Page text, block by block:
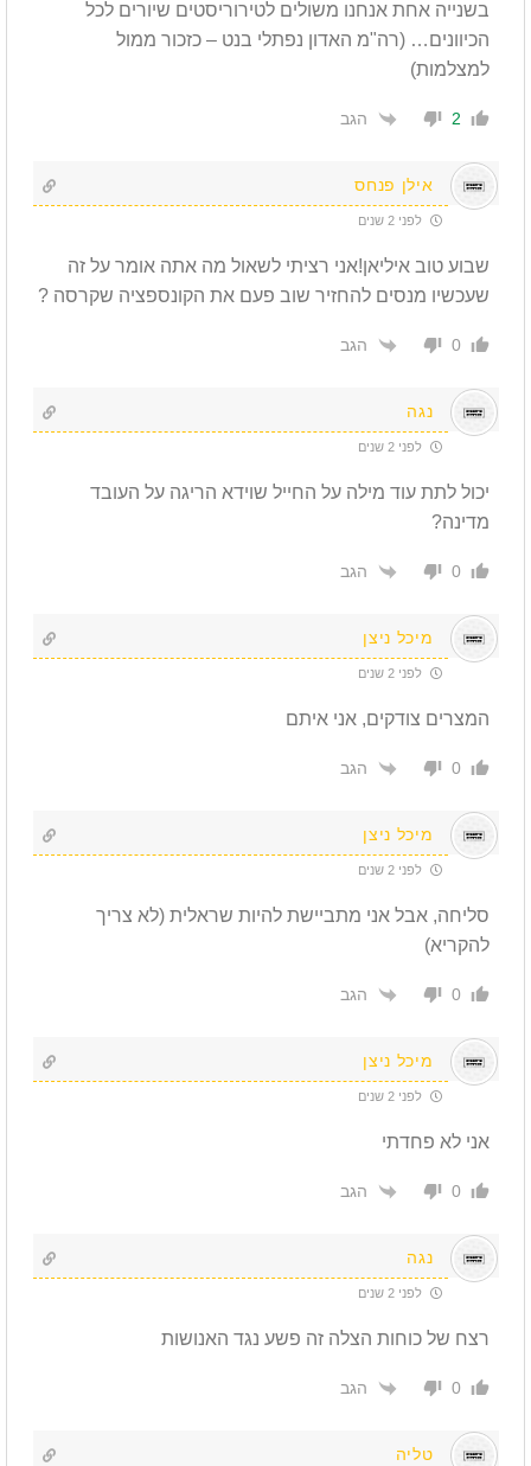
בשנייה אחת אנחנו משולים לטירוריסטים שיורים לכל
הכיוונים… (רה"מ האדון נפתלי בנט – כזכור ממול
למצלמות)
2 הגב
אילן פנחס
לפני 2 שנים
שבוע טוב איליאן!אני רציתי לשאול מה אתה אומר על זה
שעכשיו מנסים להחזיר שוב פעם את הקונספציה שקרסה ?
0 הגב
נגה
לפני 2 שנים
יכול לתת עוד מילה על החייל שוידא הריגה על העובד
מדינה?
0 הגב
מיכל ניצן
לפני 2 שנים
המצרים צודקים, אני איתם
0 הגב
מיכל ניצן
לפני 2 שנים
סליחה, אבל אני מתביישת להיות שראלית (לא צריך
להקריא)
0 הגב
מיכל ניצן
לפני 2 שנים
אני לא פחדתי
0 הגב
נגה
לפני 2 שנים
רצח של כוחות הצלה זה פשע נגד האנושות
0 הגב
טליה